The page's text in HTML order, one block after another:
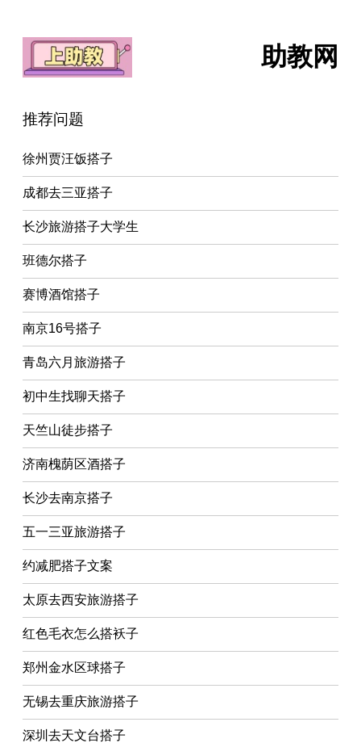
助教网
推荐问题
徐州贾汪饭搭子
成都去三亚搭子
长沙旅游搭子大学生
班德尔搭子
赛博酒馆搭子
南京16号搭子
青岛六月旅游搭子
初中生找聊天搭子
天竺山徒步搭子
济南槐荫区酒搭子
长沙去南京搭子
五一三亚旅游搭子
约减肥搭子文案
太原去西安旅游搭子
红色毛衣怎么搭袄子
郑州金水区球搭子
无锡去重庆旅游搭子
深圳去天文台搭子